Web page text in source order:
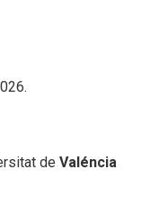
deValéncia